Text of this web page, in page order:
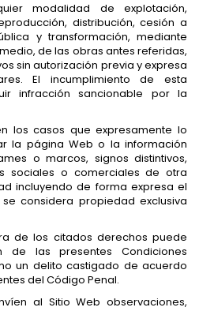
modalidad de explotación,
distribución, cesión a
y transformación, mediante
de las obras antes referidas,
sin autorización previa y expresa
El incumplimiento de esta
infracción sancionable por la
los casos que expresamente lo
la página Web o la información
o marcos, signos distintivos,
sociales o comerciales de otra
incluyendo de forma expresa el
considera propiedad exclusiva
de los citados derechos puede
de las presentes Condiciones
un delito castigado de acuerdo
del Código Penal.
al Sitio Web observaciones,